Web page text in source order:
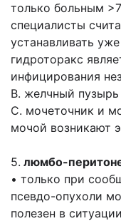
только больным
специалисты
устанавливать
гидроторакс
инфицирования
B. желчный пузырь
C. мочеточник и
мочой возни­кают
5. люмбо-
• только при
псевдо-опухоли
полезен в